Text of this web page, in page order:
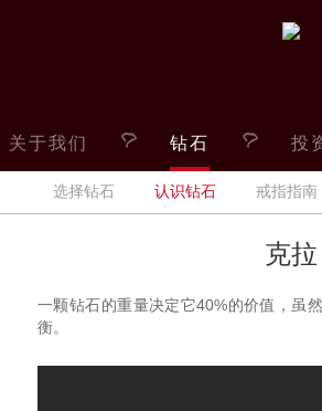
关于我们 钻石 投
选择钻石 认识钻石 戒指指南
克拉
一颗钻石的重量决定它40%的价值，虽
衡。